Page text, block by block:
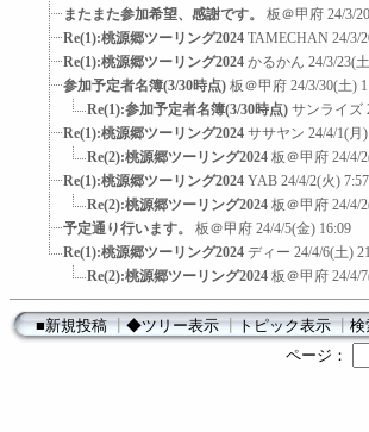
またまた参加希望、感謝です。
板＠甲府 24/3/
Re(1):桃源郷ツーリング2024 TAMECHAN 24/3/
Re(1):桃源郷ツーリング2024 かるかん 24/3/23(
参加予定者名簿(3/30時点) 板＠甲府 24/3/30(土)
Re(1):参加予定者名簿(3/30時点) サンライズ
Re(1):桃源郷ツーリング2024 ササヤン 24/4/1(月
Re(2):桃源郷ツーリング2024 板＠甲府 24/4/
Re(1):桃源郷ツーリング2024 YAB 24/4/2(火) 7:57
Re(2):桃源郷ツーリング2024 板＠甲府 24/4/
予定通り行います。
板＠甲府 24/4/5(金) 16:09
Re(1):桃源郷ツーリング2024 ディー 24/4/6(土)
Re(2):桃源郷ツーリング2024 板＠甲府 24/4/
■新規投稿┃◆ツリー表示┃トピック表示┃検
ページ：